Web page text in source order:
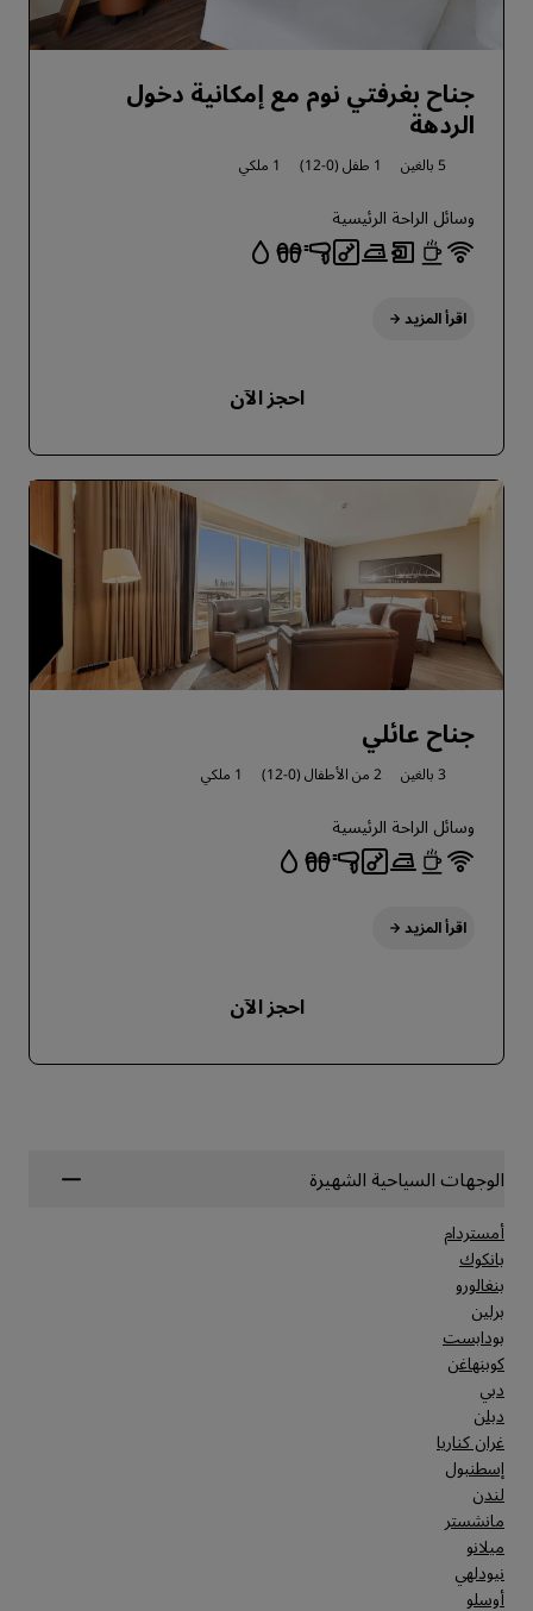
جناح بغرفتي نوم مع إمكانية دخول
الردهة
5 بالغين 1 طفل (0-12) 1 ملكي
وسائل الراحة الرئيسية
اقرأ المزيد
احجز الآن
جناح عائلي
3 بالغين 2 من الأطفال (0-12) 1 ملكي
وسائل الراحة الرئيسية
اقرأ المزيد
احجز الآن
الوجهات السياحية الشهيرة
أمستردام
بانكوك
بنغالورو
برلين
بودابست
كوبنهاغن
دبي
دبلن
غران كناريا
إسطنبول
لندن
مانشستر
ميلانو
نيودلهي
أوسلو